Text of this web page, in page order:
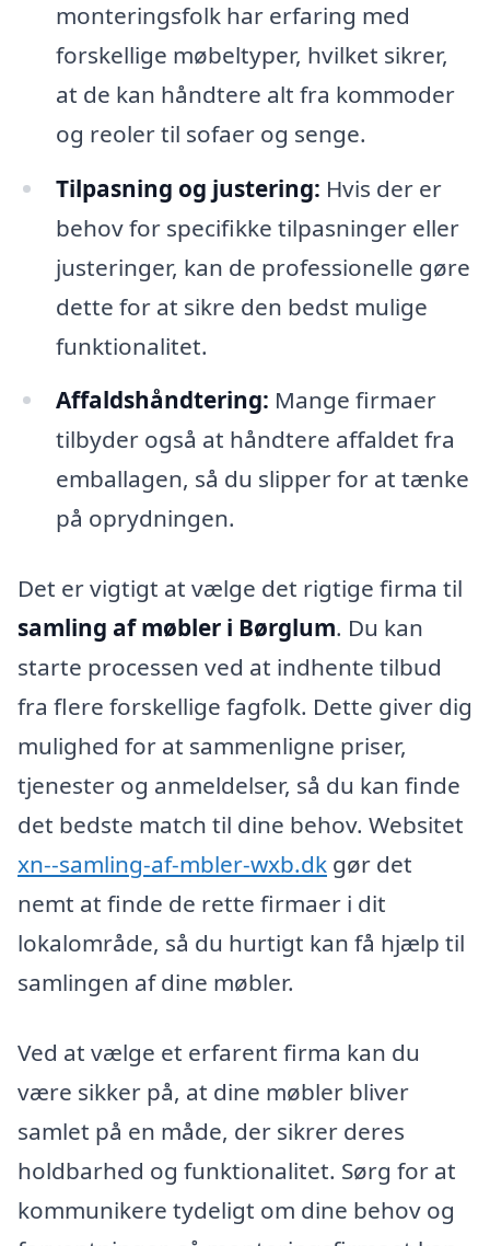
monteringsfolk har erfaring med
forskellige møbeltyper, hvilket sikrer,
at de kan håndtere alt fra kommoder
og reoler til sofaer og senge.
Tilpasning og justering: Hvis der er
behov for specifikke tilpasninger eller
justeringer, kan de professionelle gøre
dette for at sikre den bedst mulige
funktionalitet.
Affaldshåndtering: Mange firmaer
tilbyder også at håndtere affaldet fra
emballagen, så du slipper for at tænke
på oprydningen.
Det er vigtigt at vælge det rigtige firma til
samling af møbler i Børglum. Du kan
starte processen ved at indhente tilbud
fra flere forskellige fagfolk. Dette giver dig
mulighed for at sammenligne priser,
tjenester og anmeldelser, så du kan finde
det bedste match til dine behov. Websitet
xn--samling-af-mbler-wxb.dk gør det
nemt at finde de rette firmaer i dit
lokalområde, så du hurtigt kan få hjælp til
samlingen af dine møbler.
Ved at vælge et erfarent firma kan du
være sikker på, at dine møbler bliver
samlet på en måde, der sikrer deres
holdbarhed og funktionalitet. Sørg for at
kommunikere tydeligt om dine behov og